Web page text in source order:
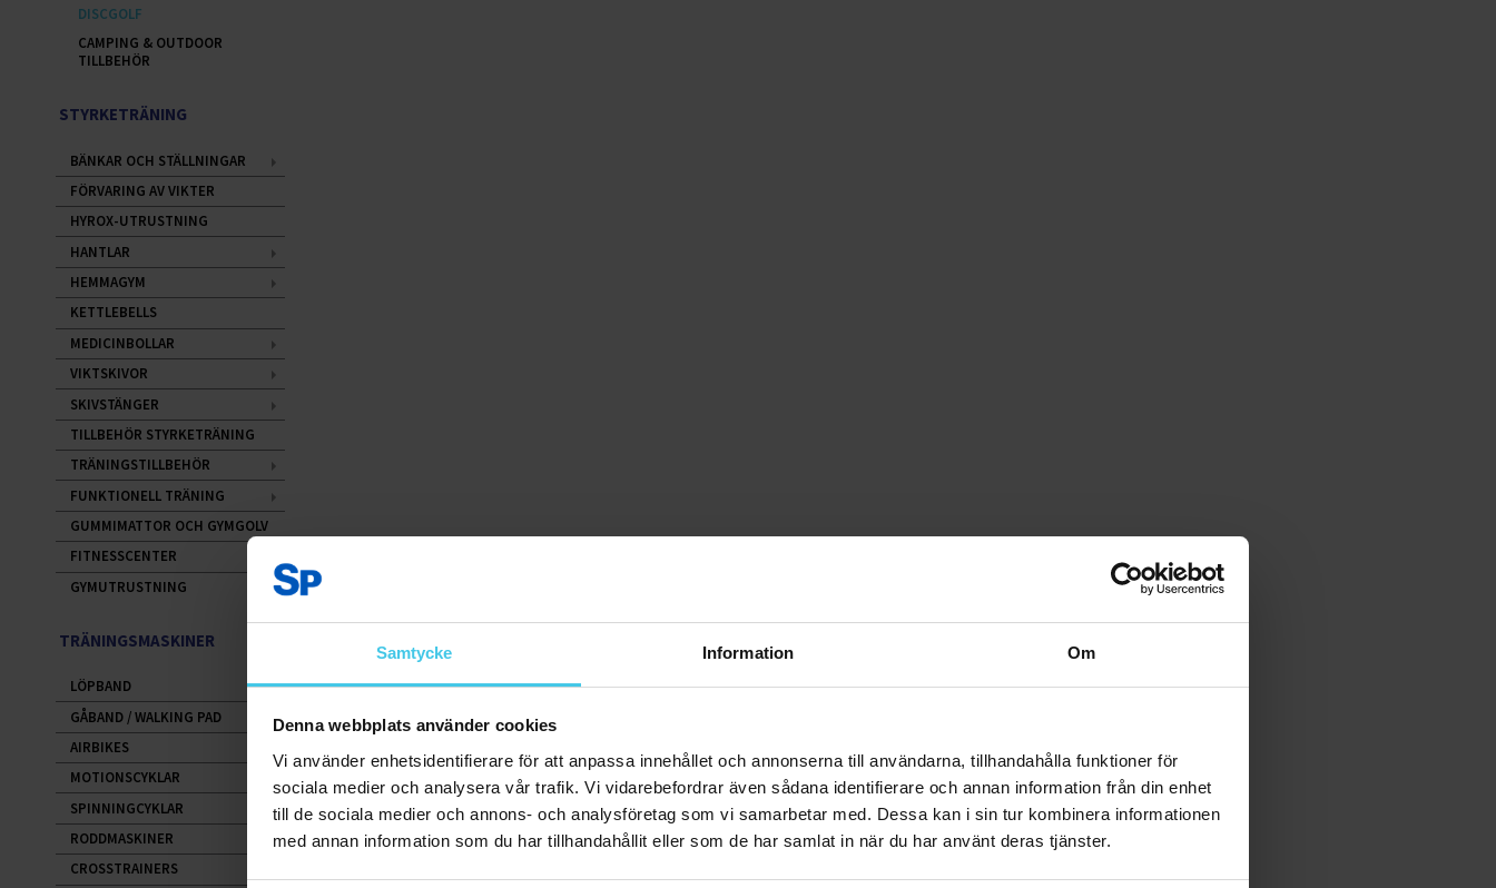
Samtycke Information Om
Denna webbplats använder cookies
Vi använder enhetsidentifierare för att anpassa innehållet och annonserna till användarna, tillhandahålla funktioner för
sociala medier och analysera vår trafik. Vi vidarebefordrar även sådana identifierare och annan information från din enhet
till de sociala medier och annons- och analysföretag som vi samarbetar med. Dessa kan i sin tur kombinera informationen
med annan information som du har tillhandahållit eller som de har samlat in när du har använt deras tjänster.
DISCGOLF
CAMPING & OUTDOOR
TILLBEHÖR
STYRKETRÄNING
BÄNKAR OCH STÄLLNINGAR
FÖRVARING AV VIKTER
HYROX-UTRUSTNING
HANTLAR
HEMMAGYM
KETTLEBELLS
MEDICINBOLLAR
VIKTSKIVOR
SKIVSTÄNGER
TILLBEHÖR STYRKETRÄNING
TRÄNINGSTILLBEHÖR
FUNKTIONELL TRÄNING
GUMMIMATTOR OCH GYMGOLV
FITNESSCENTER
GYMUTRUSTNING
TRÄNINGSMASKINER
LÖPBAND
GÅBAND / WALKING PAD
AIRBIKES
MOTIONSCYKLAR
SPINNINGCYKLAR
RODDMASKINER
CROSSTRAINERS